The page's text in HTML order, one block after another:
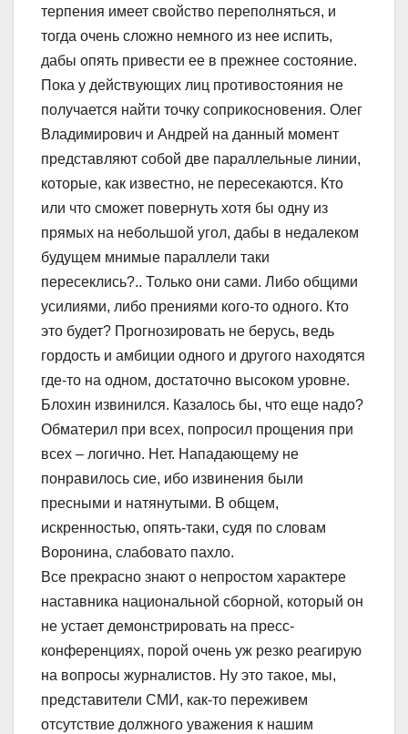
терпения имеет свойство переполняться, и
тогда очень сложно немного из нее испить,
дабы опять привести ее в прежнее состояние.
Пока у действующих лиц противостояния не
получается найти точку соприкосновения. Олег
Владимирович и Андрей на данный момент
представляют собой две параллельные линии,
которые, как известно, не пересекаются. Кто
или что сможет повернуть хотя бы одну из
прямых на небольшой угол, дабы в недалеком
будущем мнимые параллели таки
пересеклись?.. Только они сами. Либо общими
усилиями, либо прениями кого-то одного. Кто
это будет? Прогнозировать не берусь, ведь
гордость и амбиции одного и другого находятся
где-то на одном, достаточно высоком уровне.
Блохин извинился. Казалось бы, что еще надо?
Обматерил при всех, попросил прощения при
всех – логично. Нет. Нападающему не
понравилось сие, ибо извинения были
пресными и натянутыми. В общем,
искренностью, опять-таки, судя по словам
Воронина, слабовато пахло.
Все прекрасно знают о непростом характере
наставника национальной сборной, который он
не устает демонстрировать на пресс-
конференциях, порой очень уж резко реагирую
на вопросы журналистов. Ну это такое, мы,
представители СМИ, как-то переживем
отсутствие должного уважения к нашим